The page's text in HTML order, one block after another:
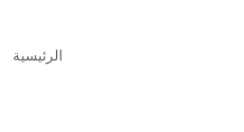
الرئيسية